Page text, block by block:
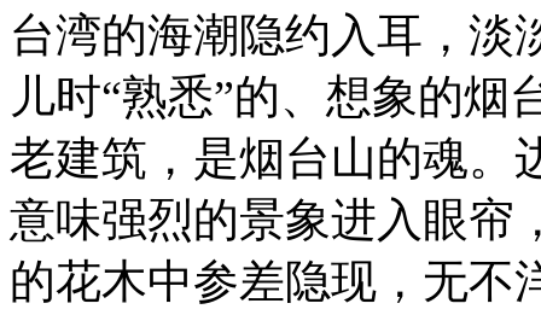
台湾的海潮隐约入耳，淡
儿时“熟悉”的、想象的烟
老建筑，是烟台山的魂。
意味强烈的景象进入眼帘
的花木中参差隐现，无不